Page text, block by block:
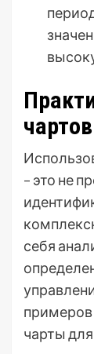
– это не
себя
примеров
чарты